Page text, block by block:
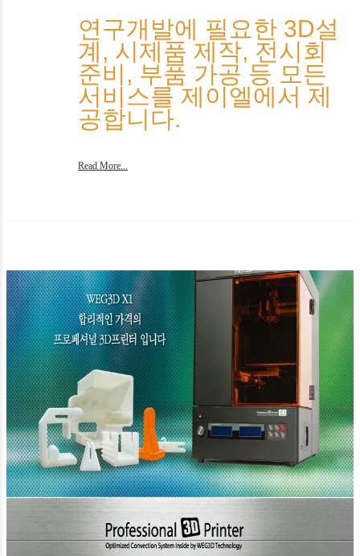
연구개발에 필요한 3D설
계, 시제품 제작, 전시회
준비, 부품 가공 등 모든
서비스를 제이엘에서 제
공합니다.
Read More...